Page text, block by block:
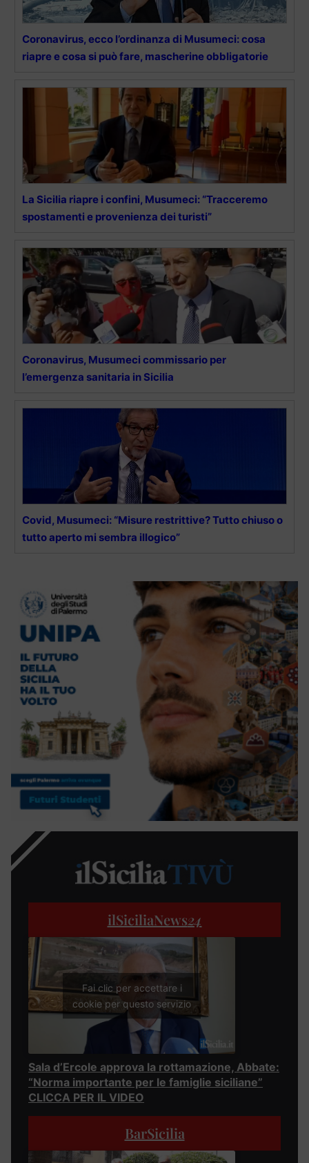
Coronavirus, ecco l’ordinanza di Musumeci: cosa
riapre e cosa si può fare, mascherine obbligatorie
La Sicilia riapre i confini, Musumeci: “Tracceremo
spostamenti e provenienza dei turisti”
Coronavirus, Musumeci commissario per
l’emergenza sanitaria in Sicilia
Covid, Musumeci: “Misure restrittive? Tutto chiuso o
tutto aperto mi sembra illogico”
ilSiciliaNews24
Fai clic per accettare i
cookie per questo servizio
Sala d’Ercole approva la rottamazione, Abbate:
“Norma importante per le famiglie siciliane”
CLICCA PER IL VIDEO
BarSicilia